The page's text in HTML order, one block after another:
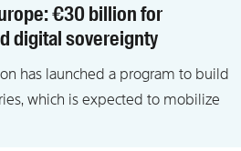
€30 billion for
digital sovereignty
has launched a program to build
which is expected to mobilize